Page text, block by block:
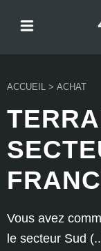
ACCUEIL > ACHAT
Vous avez
le secteur Sud